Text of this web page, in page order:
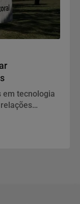
em tecnologia